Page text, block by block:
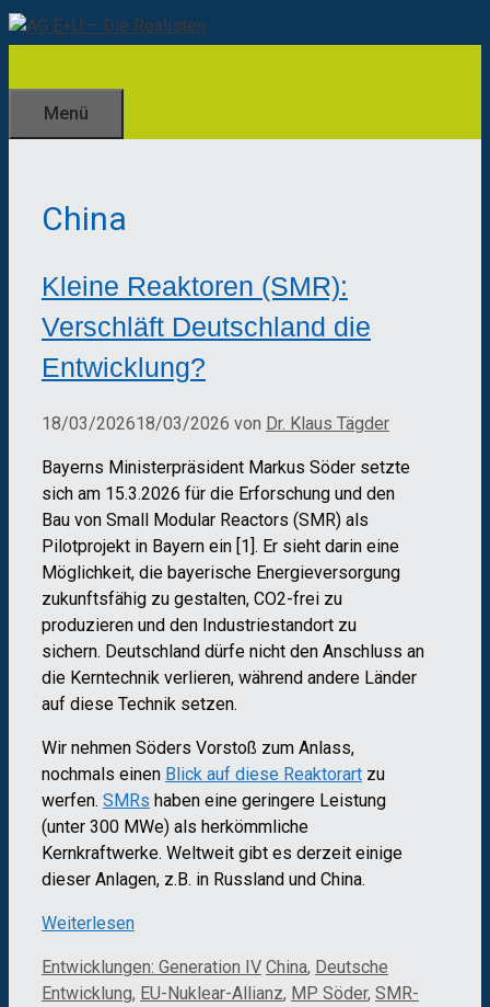
Zum
Inhalt
Menü
China
Kleine Reaktoren (SMR):
Verschläft Deutschland die
Entwicklung?
18/03/202618/03/2026 von Dr. Klaus Tägder
Bayerns Ministerpräsident Markus Söder setzte
sich am 15.3.2026 für die Erforschung und den
Bau von Small Modular Reactors (SMR) als
Pilotprojekt in Bayern ein [1]. Er sieht darin eine
Möglichkeit, die bayerische Energieversorgung
zukunftsfähig zu gestalten, CO2-frei zu
produzieren und den Industriestandort zu
sichern. Deutschland dürfe nicht den Anschluss an
die Kerntechnik verlieren, während andere Länder
auf diese Technik setzen.
Wir nehmen Söders Vorstoß zum Anlass,
nochmals einen Blick auf diese Reaktorart zu
werfen. SMRs haben eine geringere Leistung
(unter 300 MWe) als herkömmliche
Kernkraftwerke. Weltweit gibt es derzeit einige
dieser Anlagen, z.B. in Russland und China.
Weiterlesen
Kategorien
Entwicklungen: Generation IV Schlagwörter
China, Deutsche
Entwicklung, EU-Nuklear-Allianz, MP Söder, SMR-